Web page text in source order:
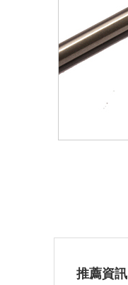
推薦資訊